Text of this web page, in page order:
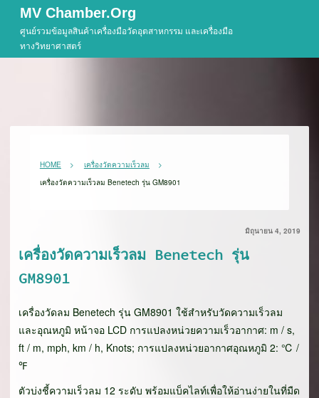
content
MV Chamber.org
ศูนย์รวมข้อมูลสินค้าเครื่องมือวัดอุตสาหกรรม และเครื่องมือ
ทางวิทยาศาสตร์
HOME
เครื่องวัดความเร็วลม
เครื่องวัดความเร็วลม Benetech รุ่น GM8901
มิถุนายน 4, 2019
เครื่องวัดความเร็วลม Benetech รุ่น
GM8901
เครื่องวัดลม Benetech รุ่น GM8901 ใช้สำหรับวัดความเร็วลม
และอุณหภูมิ หน้าจอ LCD การแปลงหน่วยความเร็วอากาศ: m / s,
ft / m, mph, km / h, Knots; การแปลงหน่วยอากาศอุณหภูมิ 2: ℃ /
℉
ตัวบ่งชี้ความเร็วลม 12 ระดับ พร้อมแบ็คไลท์เพื่อให้อ่านง่ายในที่มืด